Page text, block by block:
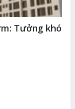
Tưởng khó